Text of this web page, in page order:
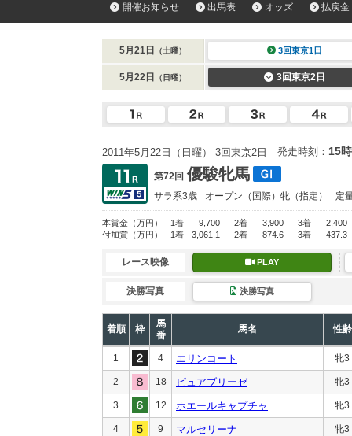
開催お知らせ 出馬表 オッズ 払戻金
5月21日 （土曜） 3回東京1日
5月22日 （日曜） 3回東京2日
2011年5月22日（日曜） 3回東京2日 発走時刻： 15
第72回 優駿牝馬
サラ系3歳 オープン （国際）牝（指定） 定
本賞金 （万円） 1着 9,700 2着 3,900 3着
2,400
付加賞 （万円） 1着 3,061.1 2着 874.6 3着 437.3
レース映像 PLAY
決勝写真 決勝写真
着順 枠
馬
番
馬名 性齢
1 4 エリンコート 牝3
2 18 ピュアブリーゼ 牝3
3 12 ホエールキャプチャ 牝3
4 9 マルセリーナ 牝3